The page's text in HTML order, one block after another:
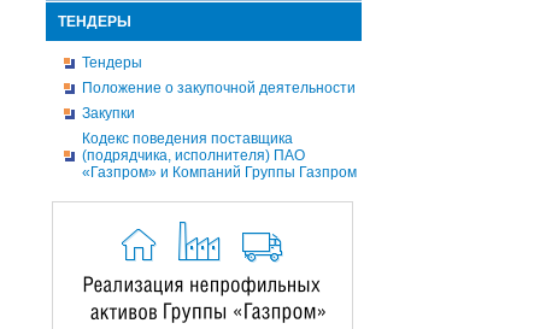
ТЕНДЕРЫ
Тендеры
Положение о закупочной деятельности
Закупки
Кодекс поведения поставщика
(подрядчика, исполнителя) ПАО
«Газпром» и Компаний Группы Газпром